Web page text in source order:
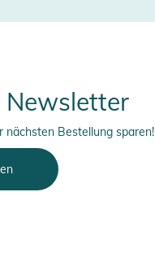
Newsletter
nächsten Bestellung sparen!